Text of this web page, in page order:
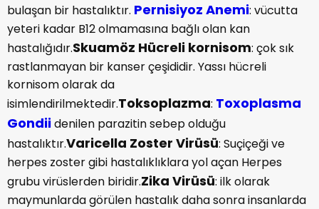
bulaşan bir hastalıktır. Pernisiyoz Anemi: vücutta
yeteri kadar B12 olmamasına bağlı olan kan
hastalığıdır.Skuamöz Hücreli kornisom: çok sık
rastlanmayan bir kanser çeşididir. Yassı hücreli
kornisom olarak da
isimlendirilmektedir.Toksoplazma: Toxoplasma
Gondiidenilen parazitin sebep olduğu
hastalıktır.Varicella Zoster Virüsü: Suçiçeği ve
herpes zoster gibi hastalıklıklara yol açan Herpes
grubu virüslerden biridir.Zika Virüsü: ilk olarak
maymunlarda görülen hastalık daha sonra insanlarda